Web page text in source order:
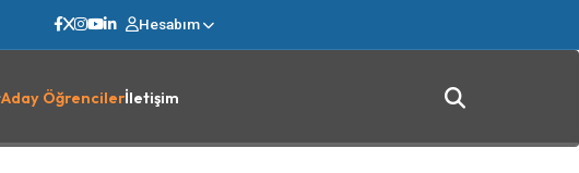
Hesabım
Aday Öğrencilerİletişim